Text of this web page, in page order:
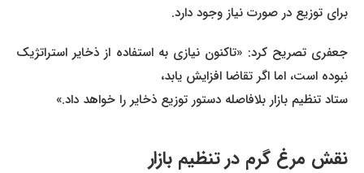
برای توزیع در صورت نیاز وجود دارد.
جعفری تصریح کرد: «تاکنون نیازی به استفاده از ذخایر استراتژیک
نبوده است، اما اگر تقاضا افزایش یابد،
ستاد تنظیم بازار بلافاصله دستور توزیع ذخایر را خواهد داد.»
نقش مرغ گرم در تنظیم بازار